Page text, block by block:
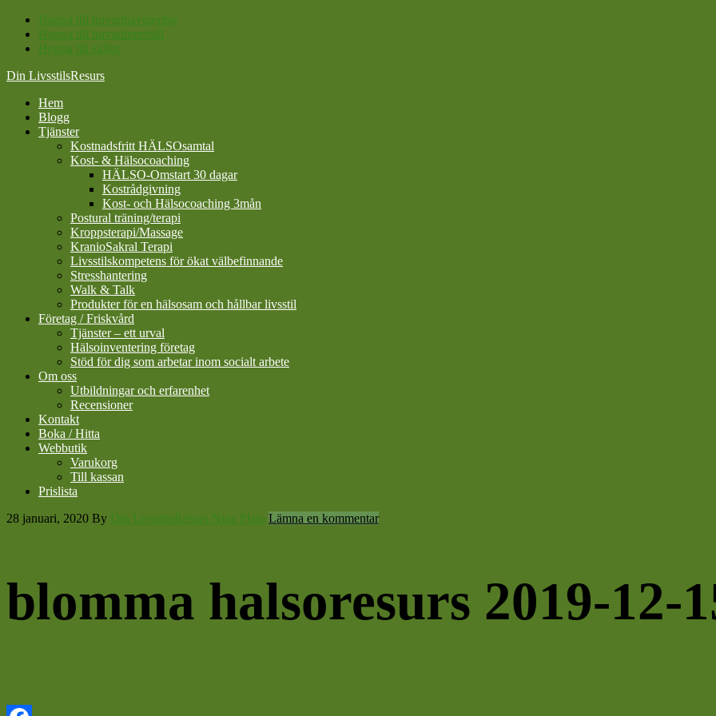
Hoppa till huvudnavigering
Hoppa till huvudinnehåll
Hoppa till sidfot
Din LivsstilsResurs
Hem
Blogg
Tjänster
Kostnadsfritt HÄLSOsamtal
Kost- & Hälsocoaching
HÄLSO-Omstart 30 dagar
Kostrådgivning
Kost- och Hälsocoaching 3mån
Postural träning/terapi
Kroppsterapi/Massage
KranioSakral Terapi
Livsstilskompetens för ökat välbefinnande
Stresshantering
Walk & Talk
Produkter för en hälsosam och hållbar livsstil
Företag / Friskvård
Tjänster – ett urval
Hälsoinventering företag
Stöd för dig som arbetar inom socialt arbete
Om oss
Utbildningar och erfarenhet
Recensioner
Kontakt
Boka / Hitta
Webbutik
Varukorg
Till kassan
Prislista
28 januari, 2020 By Din LivsstilsResurs Nina Plato Lämna en kommentar
blomma halsoresurs 2019-12-